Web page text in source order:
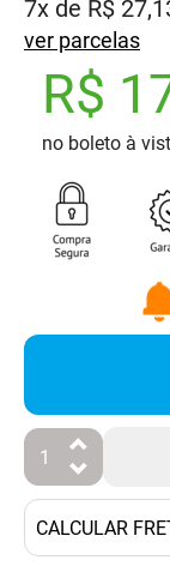
7x de R$
ver parcelas
R$
no boleto à